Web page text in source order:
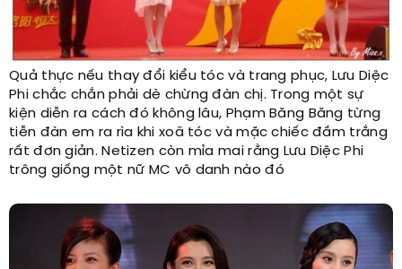
Quả thực nếu thay đổi kiểu tóc và trang phục, Lưu Diệc
Phi chắc chắn phải dè chừng đàn chị. Trong một sự
kiện diễn ra cách đó không lâu, Phạm Băng Băng từng
tiễn đàn em ra rìa khi xoã tóc và mặc chiếc đầm trắng
rất đơn giản. Netizen còn mỉa mai rằng Lưu Diệc Phi
trông giống một nữ MC vô danh nào đó